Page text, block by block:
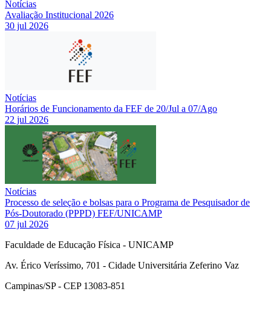
Notícias
Avaliação Institucional 2026
30 jul 2026
Notícias
Horários de Funcionamento da FEF de 20/Jul a 07/Ago
22 jul 2026
Notícias
Processo de seleção e bolsas para o Programa de Pesquisador de
Pós-Doutorado (PPPD) FEF/UNICAMP
07 jul 2026
Faculdade de Educação Física - UNICAMP
Av. Érico Veríssimo, 701 - Cidade Universitária Zeferino Vaz
Campinas/SP - CEP 13083-851